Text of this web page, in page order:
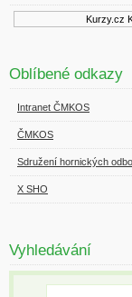
Kurzy.cz
Oblíbené odkazy
Intranet ČMKOS
ČMKOS
Sdružení hornických
X SHO
Vyhledávání